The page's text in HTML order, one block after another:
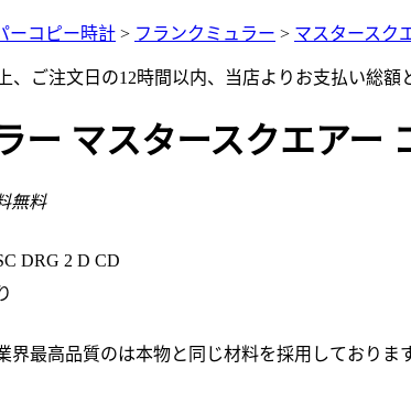
ーコピー時計 > フランクミュラー > マスタースク
ご注文日の12時間以内、当店よりお支払い総額
ー マスタースクエアー
無料
DRG 2 D CD
最高品質のは本物と同じ材料を採用しておりま